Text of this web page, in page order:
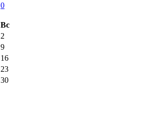
0
Вс
2
9
16
23
30